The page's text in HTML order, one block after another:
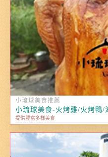
小琉球美食推薦
小琉球美食-火烤雞/火烤鴨/
提供豐富多樣美食